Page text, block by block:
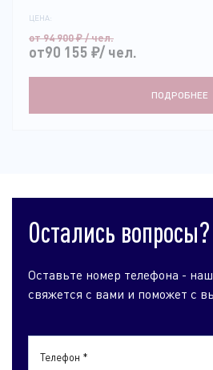
ЦЕНА:
от 94 900₽/ чел.
от90 155 ₽/ чел.
ПОДРОБНЕЕ
Остались вопросы?
Оставьте номер телефона -
свяжется с вами и поможет с
Телефон *